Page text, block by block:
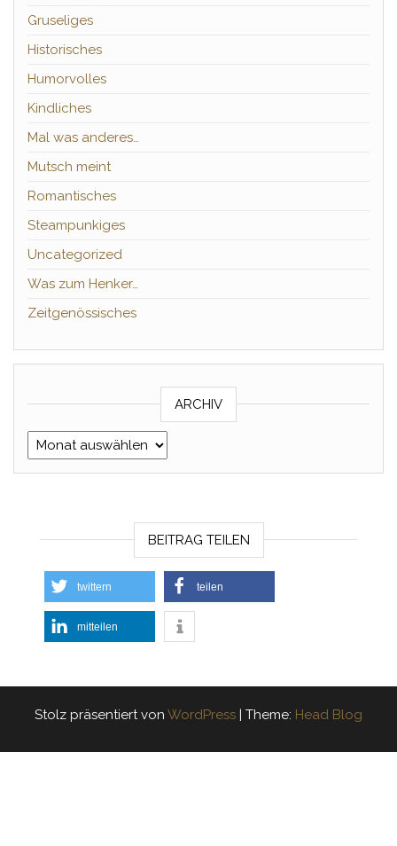
Gruseliges
Historisches
Humorvolles
Kindliches
Mal was anderes…
Mutsch meint
Romantisches
Steampunkiges
Uncategorized
Was zum Henker…
Zeitgenössisches
ARCHIV
Archiv
BEITRAG TEILEN
twittern teilen
mitteilen
Stolz präsentiert von WordPress | Theme: Head Blog